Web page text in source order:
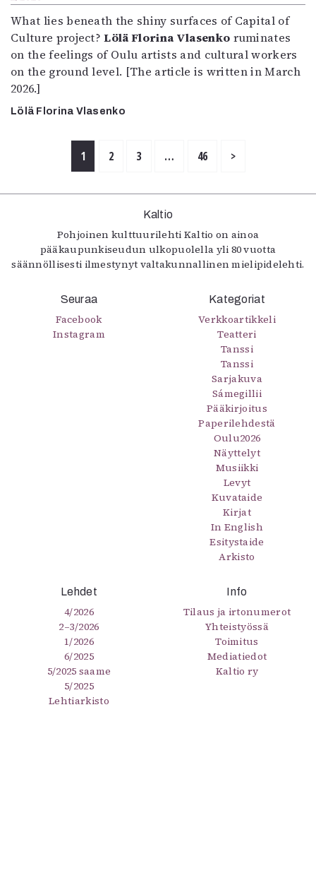
What lies beneath the shiny surfaces of Capital of
Culture project?Lölä Florina Vlasenko ruminates
on the feelings of Oulu artists and cultural workers
on the ground level. [The article is written in March
2026.]
Lölä Florina Vlasenko
1 2 3 … 46 >
Kaltio
Pohjoinen kulttuurilehti Kaltio on ainoa
pääkaupunkiseudun ulkopuolella yli 80 vuotta
säännöllisesti ilmestynyt valtakunnallinen mielipidelehti.
Seuraa
Facebook
Instagram
Kategoriat
Verkkoartikkeli
Teatteri
Tanssi
Tanssi
Sarjakuva
Sámegillii
Pääkirjoitus
Paperilehdestä
Oulu2026
Näyttelyt
Musiikki
Levyt
Kuvataide
Kirjat
In English
Esitystaide
Arkisto
Lehdet
4/2026
2–3/2026
1/2026
6/2025
5/2025 saame
5/2025
Lehtiarkisto
Info
Tilaus ja irtonumerot
Yhteistyössä
Toimitus
Mediatiedot
Kaltio ry